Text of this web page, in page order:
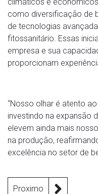
como diversificação de
de tecnologias
fitossanitário. Essas
empresa e sua
proporcionam
“Nosso olhar é atento
investindo na expansão
elevem ainda mais
na produção,
excelência no setor de
Proximo